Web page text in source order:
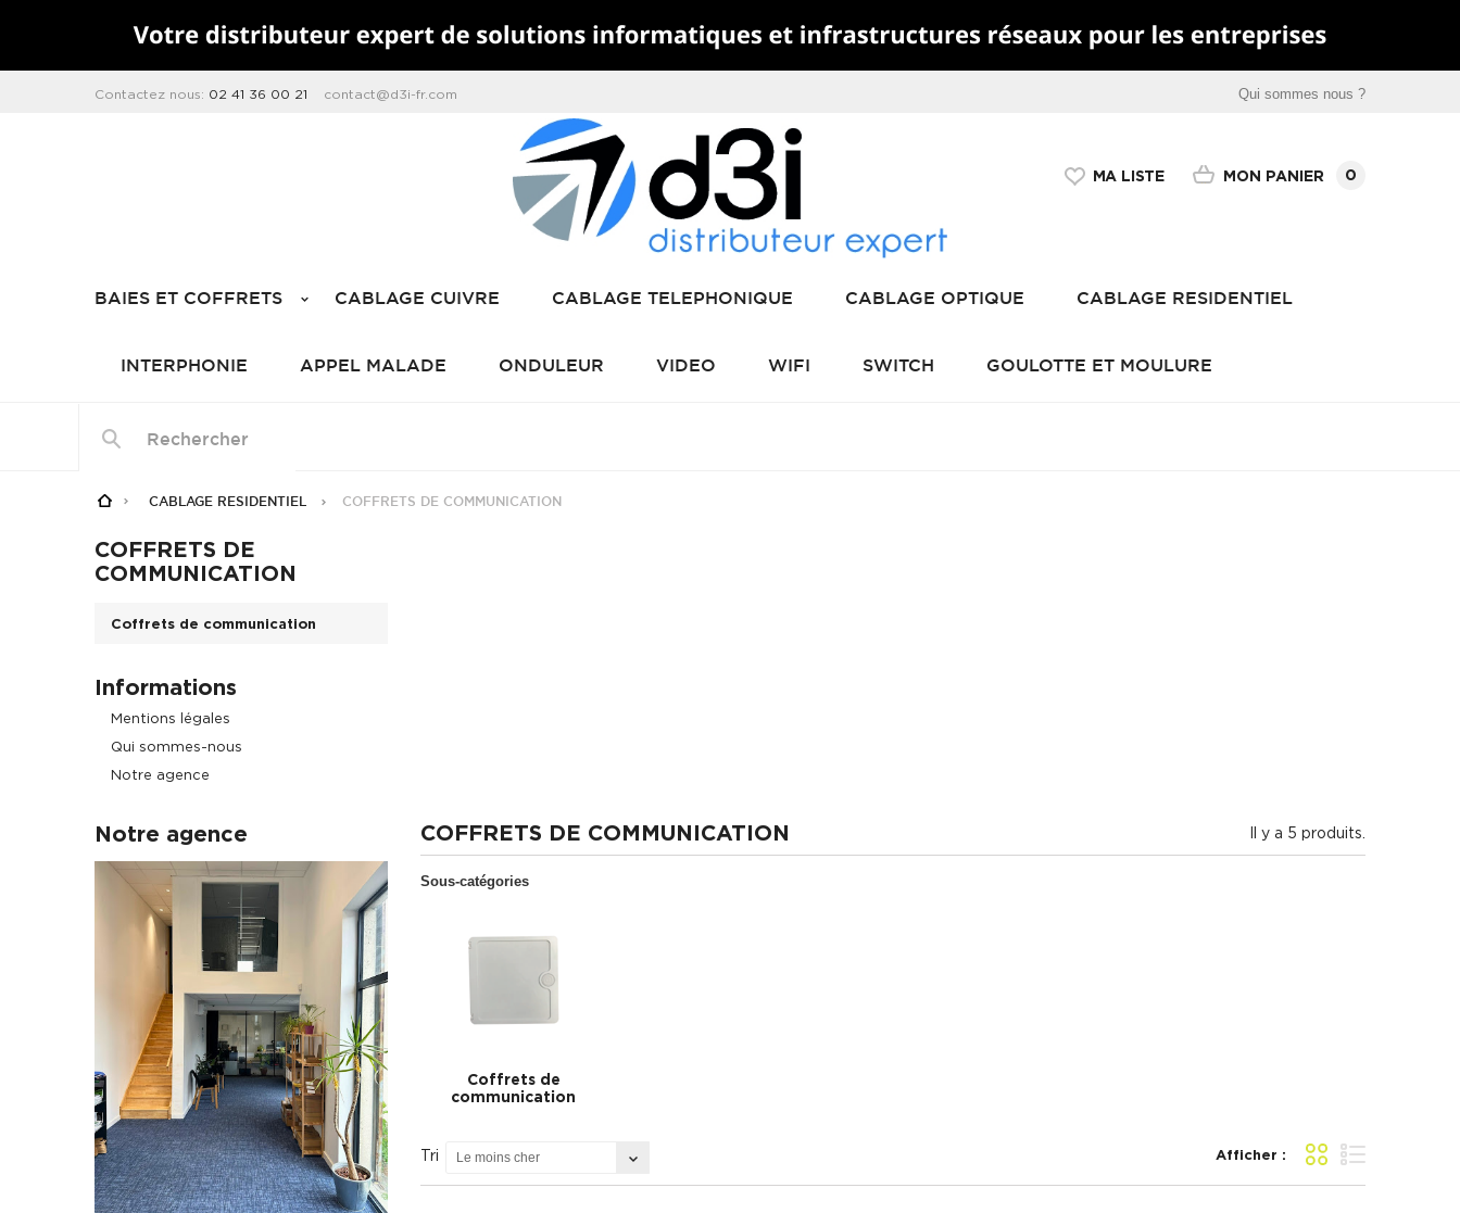
Qui sommes nous ?
Contactez nous: 02 41 36 00 21 contact@d3i-fr.com
MON PANIER 0
MA LISTE
BAIES ET COFFRETS CABLAGE CUIVRE CABLAGE TELEPHONIQUE CABLAGE OPTIQUE CABLAGE RESIDENTIEL
INTERPHONIE APPEL MALADE ONDULEUR VIDEO WIFI SWITCH GOULOTTE ET MOULURE
CABLAGE RESIDENTIEL COFFRETS DE COMMUNICATION
COFFRETS DE
COMMUNICATION
Coffrets de communication
Informations
Mentions légales
Qui sommes-nous
Notre agence
Notre agence COFFRETS DE COMMUNICATION Il y a 5 produits.
Sous-catégories
Coffrets de
communication
Afficher :
Grille Liste
Tri Le moins cher